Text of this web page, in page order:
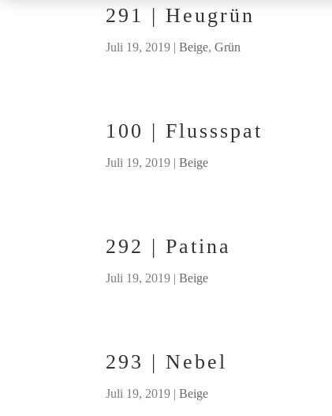
291 | Heugrün
Juli 19, 2019 |Beige,Grün
100 | Flussspat
Juli 19, 2019 |Beige
292 | Patina
Juli 19, 2019 |Beige
293 | Nebel
Juli 19, 2019 |Beige